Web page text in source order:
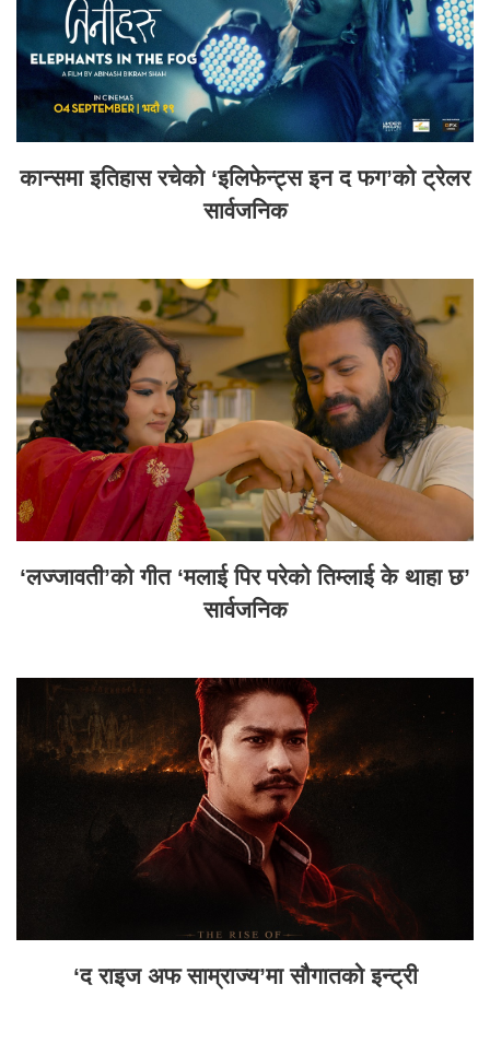
कान्समा इतिहास रचेको ‘इलिफेन्ट्स इन द फग’को ट्रेलर
सार्वजनिक
‘लज्जावती’को गीत ‘मलाई पिर परेको तिम्लाई के थाहा छ’
सार्वजनिक
‘द राइज अफ साम्राज्य’मा सौगातको इन्ट्री